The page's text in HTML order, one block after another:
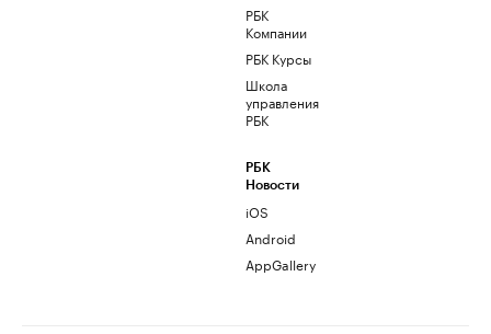
РБК
Компании
РБК Курсы
Школа
управления
РБК
РБК
Новости
iOS
Android
AppGallery